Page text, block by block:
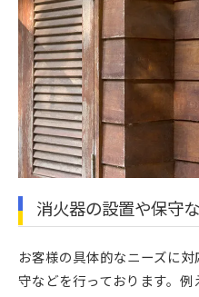
消火器の設置や保守
お客様の具体的なニーズに
守などを行っております。